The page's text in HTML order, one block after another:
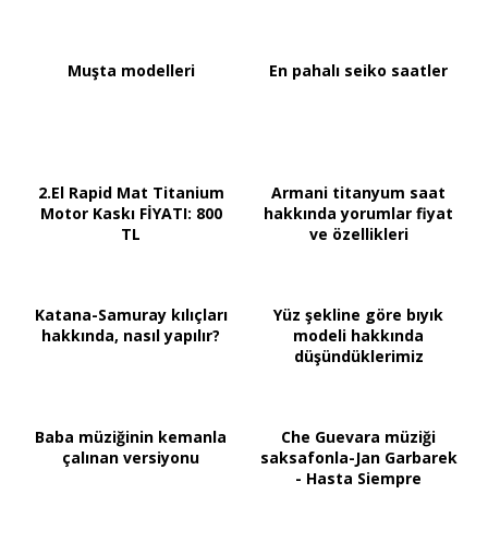
Muşta modelleri En pahalı seiko saatler
2.El Rapid Mat Titanium
Motor Kaskı FİYATI: 800
TL
Armani titanyum saat
hakkında yorumlar fiyat
ve özellikleri
Katana-Samuray kılıçları
hakkında, nasıl yapılır?
Yüz şekline göre bıyık
modeli hakkında
düşündüklerimiz
Baba müziğinin kemanla
çalınan versiyonu
Che Guevara müziği
saksafonla-Jan Garbarek
- Hasta Siempre